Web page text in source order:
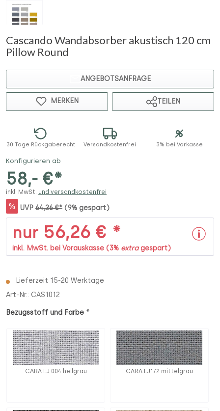
Cascando Wandabsorber akustisch 120 cm
Pillow Round
ANGEBOTSANFRAGE
MERKEN TEILEN
30 Tage Rückgaberecht Versandkostenfrei 3% bei Vorkasse
Konfigurieren ab
58,- €*
inkl. MwSt. und versandkostenfrei
% UVP 64,26 €* (9% gespart)
nur 56,26 € *
inkl. MwSt. bei Vorauskasse (3% extragespart)
Lieferzeit 15-20 Werktage
Art-Nr.: CAS1012
Bezugsstoff und Farbe *
CARA EJ 004 hellgrau CARA EJ172 mittelgrau